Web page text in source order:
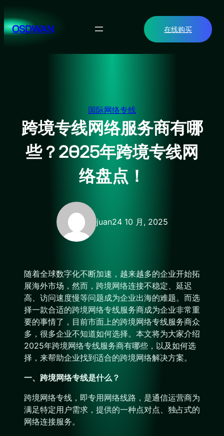
至
内OSDWAN 在线购买
国际网络专线
跨境专线网络服务商有哪
些？2025年跨境专线网
络盘点！
juan24 10 月, 2025
随着全球数字化不断加速，越来越多的企业开始拓
展海外市场，然而，跨境网络连接不稳定、延迟
高、访问速度慢等问题成为企业出海的难题。而选
择一款合适的跨境网络专线服务商成为企业非常重
要的事情了，目前市面上的跨境网络专线服务商众
多，很多企业不知道如何选择。本文将为大家介绍
2025年跨境网络专线服务商有哪些，以及如何选
择，来帮助企业找到适合的跨境网络解决方案。
一、跨境网络专线是什么？
跨境网络专线，即专用网络线路，是通信运营商为
满足特定用户需求，提供的一种点对点、独占式的
网络连接服务。